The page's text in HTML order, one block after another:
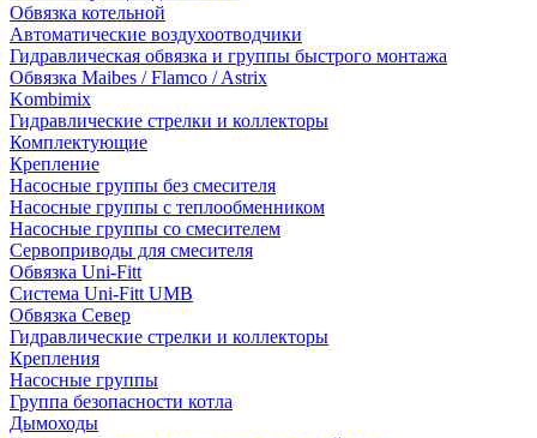
Обвязка котельной
Автоматические воздухоотводчики
Гидравлическая обвязка и группы быстрого монтажа
Обвязка Maibes / Flamco / Astrix
Kombimix
Гидравлические стрелки и коллекторы
Комплектующие
Крепление
Насосные группы без смесителя
Насосные группы с теплообменником
Насосные группы со смесителем
Сервоприводы для смесителя
Обвязка Uni-Fitt
Система Uni-Fitt UMB
Обвязка Север
Гидравлические стрелки и коллекторы
Крепления
Насосные группы
Группа безопасности котла
Дымоходы